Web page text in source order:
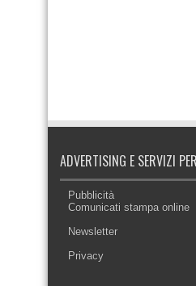
ADVERTISING E SERVIZI
Pubblicità
Comunicati stampa online
Newsletter
Privacy